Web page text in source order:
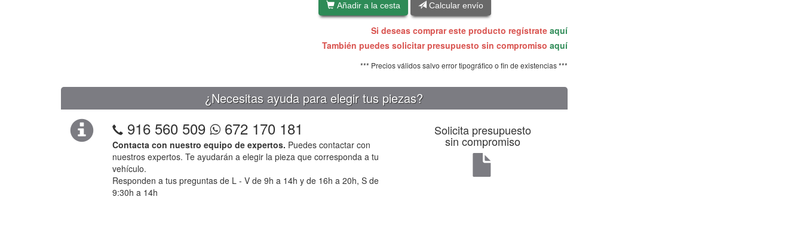
Añadir a la cesta Calcular envío
Si deseas comprar este producto regístrate aquí
También puedes solicitar presupuesto sin compromiso aquí
*** Precios válidos salvo error tipográfico o fin de existencias ***
¿Necesitas ayuda para elegir tus piezas?
916 560 509 672 170 181
Contacta con nuestro equipo de expertos. Puedes contactar con
nuestros expertos. Te ayudarán a elegir la pieza que corresponda a tu
vehículo.
Responden a tus preguntas de L - V de 9h a 14h y de 16h a 20h, S de
9:30h a 14h
Solicita presupuesto
sin compromiso